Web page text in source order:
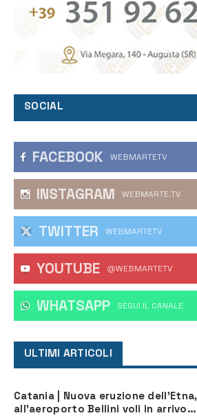
SOCIAL
FACEBOOK WEBMARTETV
INSTAGRAM WEBMARTE.TV
TWITTER WEBMARTETV
YOUTUBE @WEBMARTETV
WHATSAPP ‎SEGUI IL CANALE
ULTIMI ARTICOLI
Catania | Nuova eruzione dell’Etna,
all’aeroporto Bellini voli in arrivo